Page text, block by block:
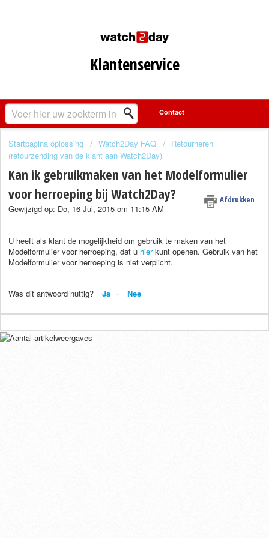
Klantenservice
Startpagina oplossing Watch2Day FAQ
Retourneren
(retourzending van de klant aan Watch2Day)
Kan ik gebruikmaken van het Modelformulier
voor herroeping bij Watch2Day?
Afdrukken
Gewijzigd op: Do, 16 Jul, 2015 om 11:15 AM
U heeft als klant de mogelijkheid om gebruik te maken van het
Modelformulier voor herroeping, dat u hierkunt openen. Gebruik van het
Modelformulier voor herroeping is niet verplicht.
Was dit antwoord nuttig? Ja Nee